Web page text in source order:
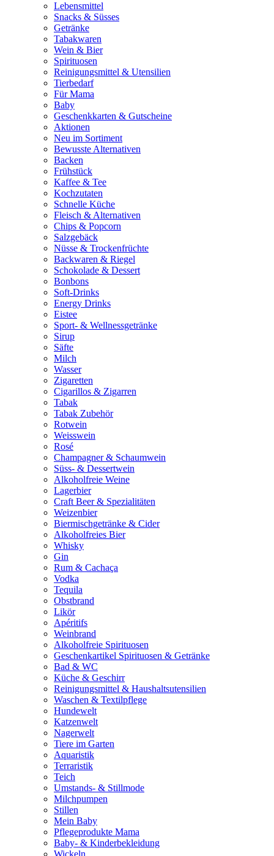
Lebensmittel
Snacks & Süsses
Getränke
Tabakwaren
Wein & Bier
Spirituosen
Reinigungsmittel & Utensilien
Tierbedarf
Für Mama
Baby
Geschenkkarten & Gutscheine
Aktionen
Neu im Sortiment
Bewusste Alternativen
Backen
Frühstück
Kaffee & Tee
Kochzutaten
Schnelle Küche
Fleisch & Alternativen
Chips & Popcorn
Salzgebäck
Nüsse & Trockenfrüchte
Backwaren & Riegel
Schokolade & Dessert
Bonbons
Soft-Drinks
Energy Drinks
Eistee
Sport- & Wellnessgetränke
Sirup
Säfte
Milch
Wasser
Zigaretten
Cigarillos & Zigarren
Tabak
Tabak Zubehör
Rotwein
Weisswein
Rosé
Champagner & Schaumwein
Süss- & Dessertwein
Alkoholfreie Weine
Lagerbier
Craft Beer & Spezialitäten
Weizenbier
Biermischgetränke & Cider
Alkoholfreies Bier
Whisky
Gin
Rum & Cachaça
Vodka
Tequila
Obstbrand
Likör
Apéritifs
Weinbrand
Alkoholfreie Spirituosen
Geschenkartikel Spirituosen & Getränke
Bad & WC
Küche & Geschirr
Reinigungsmittel & Haushaltsutensilien
Waschen & Textilpflege
Hundewelt
Katzenwelt
Nagerwelt
Tiere im Garten
Aquaristik
Terraristik
Teich
Umstands- & Stillmode
Milchpumpen
Stillen
Mein Baby
Pflegeprodukte Mama
Baby- & Kinderbekleidung
Wickeln